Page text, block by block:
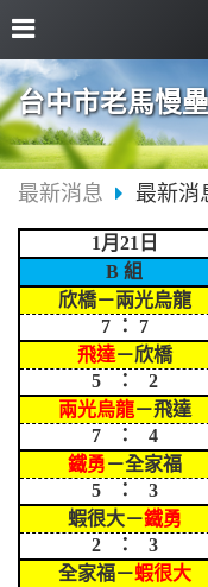
台中市老馬慢
最新消息 最新消
1月21日
B 組
欣橋－兩光烏龍
7 ： 7
飛達－欣橋
5 ： 2
兩光烏龍－飛達
7 ： 4
鐵勇－全家福
5 ： 3
蝦很大－鐵勇
2 ： 3
全家福－蝦很大